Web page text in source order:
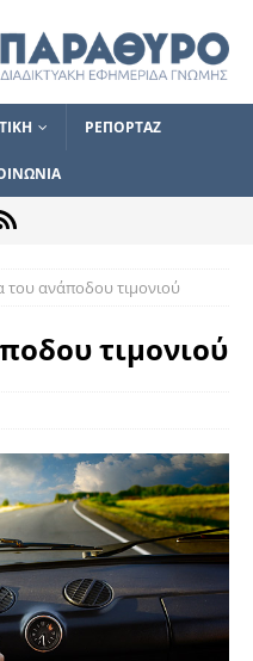
ΡΕΠΟΡΤΑΖ
του ανάποδου τιμονιού
τιμονιού